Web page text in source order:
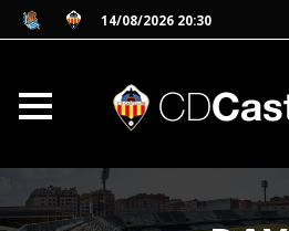
14/08/2026 20:30